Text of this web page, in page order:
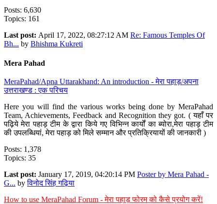
Posts: 6,630
Topics: 161
Last post: April 17, 2022, 08:27:12 AM Re: Famous Temples Of
Bh... by Bhishma Kukreti
Mera Pahad
MeraPahad/Apna Uttarakhand: An introduction - मेरा पहाड़/अपना
उत्तराखण्ड : एक परिचय
Here you will find the various works being done by MeraPahad
Team, Achievements, Feedback and Recognition they got. ( यहाँ पर
पढ़िये मेरा पहाड़ टीम के द्वारा किये गए विभिन्न कार्यों का ब्योरा,मेरा पहाड़ टीम
की उपलब्धियां, मेरा पहाड़ को मिले सम्मान और प्रतिक्रियायों की जानकारी )
Posts: 1,378
Topics: 35
Last post: January 17, 2019, 04:20:14 PM Poster by Mera Pahad -
G... byविनोद सिंह गढ़िया
How to use MeraPahad Forum - मेरा पहाड़ फोरम को कैसे प्रयोग करें!